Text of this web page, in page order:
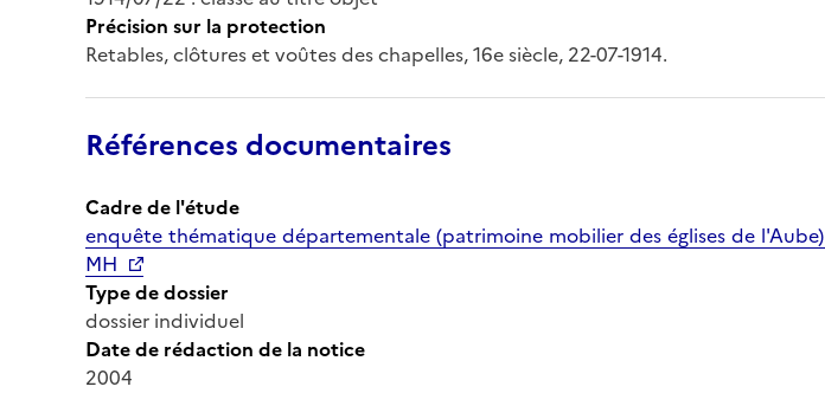
Précision sur la protection
Retables, clôtures et voûtes des chapelles, 16e siècle, 22-07-1914.
Références documentaires
Cadre de l'étude
enquête thématique départementale (patrimoine mobilier des églises de l'Aube)
MH
Type de dossier
dossier individuel
Date de rédaction de la notice
2004